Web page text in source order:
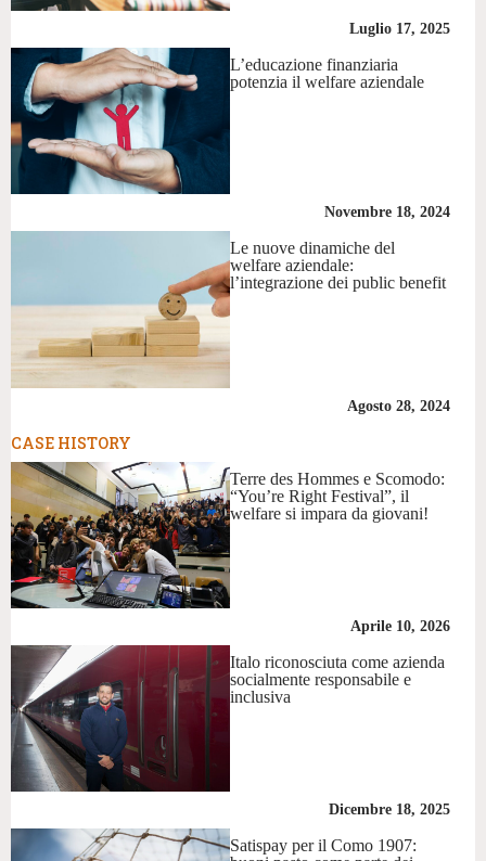
Luglio 17, 2025
L’educazione finanziaria
potenzia il welfare aziendale
Novembre 18, 2024
Le nuove dinamiche del
welfare aziendale:
l’integrazione dei public benefit
Agosto 28, 2024
CASE HISTORY
Terre des Hommes e Scomodo:
“You’re Right Festival”, il
welfare si impara da giovani!
Aprile 10, 2026
Italo riconosciuta come azienda
socialmente responsabile e
inclusiva
Dicembre 18, 2025
Satispay per il Como 1907: